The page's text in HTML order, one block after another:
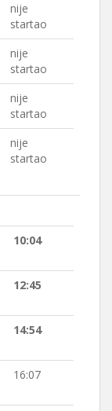
nije
startao
nije
startao
nije
startao
nije
startao
10:04
12:45
14:54
16:07